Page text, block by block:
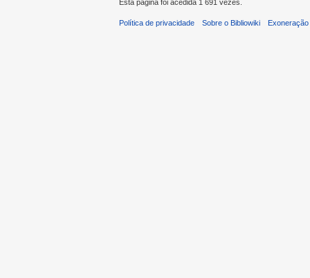
Esta página foi acedida 1 691 vezes.
Política de privacidade Sobre o Bibliowiki